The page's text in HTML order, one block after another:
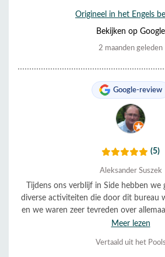
Origineel in het Engels
Bekijken op Google
2 maanden geleden
Google-review
(5)
Aleksander Suszek
Tijdens ons verblijf in Side hebben we
diverse activiteiten die door dit bureau
en we waren zeer tevreden over
uitstekend en de service was erg
harte aan.
Meer lezen
Vertaald uit het Pools